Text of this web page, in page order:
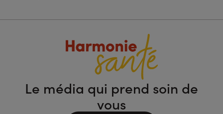
Le média qui prend soin de
vous